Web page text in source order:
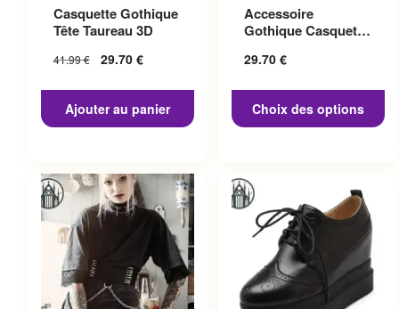
Casquette Gothique
Tête Taureau 3D
41.99€ 29.70 €
Ajouter au panier
Accessoire
Gothique Casquette
29.70 €
Choix des options
variations. Les options
peuvent être choisies sur la
page du produit